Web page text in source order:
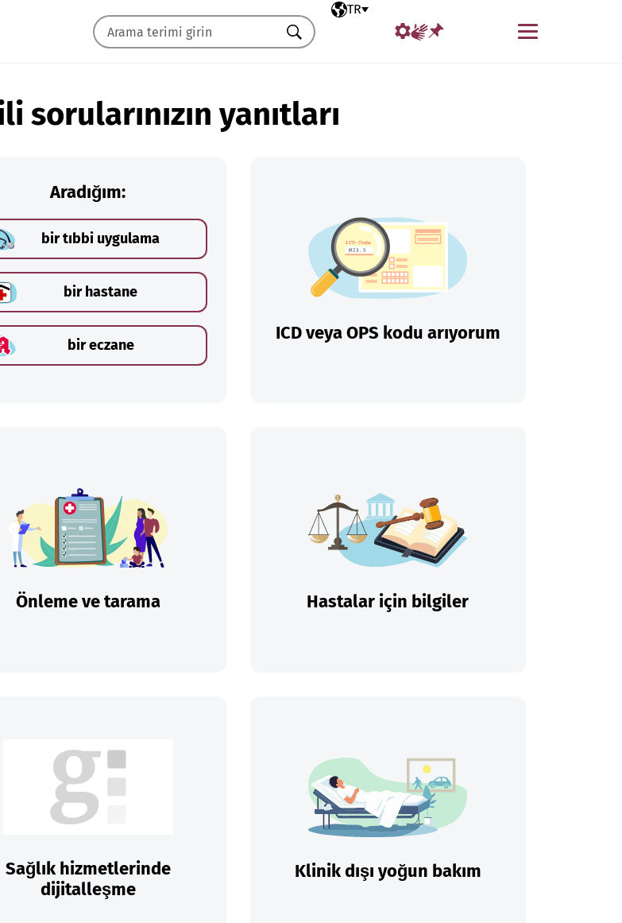
Seçili dil
TR
Menü
Ara
sorularınızın yanıtları
Aradığım:
bir tıbbi uygulama
bir hastane
bir eczane
ICD veya OPS kodu arıyorum
Önleme ve tarama Hastalar için bilgiler
Sağlık hizmetlerinde
dijitalleşme
Klinik dışı yoğun bakım